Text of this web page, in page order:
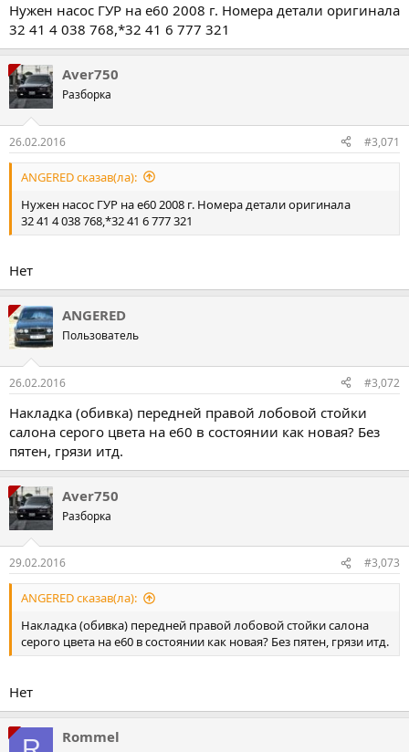
Нужен насос ГУР на е60 2008 г. Номера детали оригинала
32 41 4 038 768,*32 41 6 777 321
Aver750
Разборка
26.02.2016 #3,071
ANGERED сказав(ла):
Нужен насос ГУР на е60 2008 г. Номера детали оригинала
32 41 4 038 768,*32 41 6 777 321
Нет
ANGERED
Пользователь
26.02.2016 #3,072
Накладка (обивка) передней правой лобовой стойки
салона серого цвета на е60 в состоянии как новая? Без
пятен, грязи итд.
Aver750
Разборка
29.02.2016 #3,073
ANGERED сказав(ла):
Накладка (обивка) передней правой лобовой стойки салона
серого цвета на е60 в состоянии как новая? Без пятен, грязи итд.
Нет
Rommel